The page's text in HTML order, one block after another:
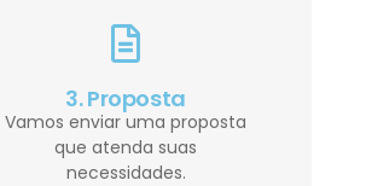
3. Proposta
Vamos enviar uma proposta
que atenda suas
necessidades.